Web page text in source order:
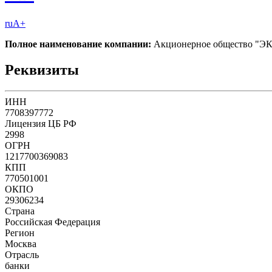
ruA+
Полное наименование компании: Акционерное общество
Реквизиты
ИНН
7708397772
Лицензия ЦБ РФ
2998
ОГРН
1217700369083
КПП
770501001
ОКПО
29306234
Страна
Российская Федерация
Регион
Москва
Отрасль
банки